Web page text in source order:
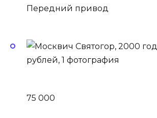
Передний привод
75 000